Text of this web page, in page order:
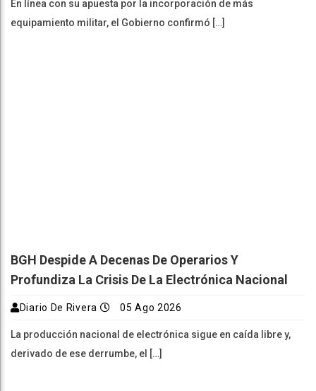
En línea con su apuesta por la incorporación de más
equipamiento militar, el Gobierno confirmó […]
BGH Despide A Decenas De Operarios Y
Profundiza La Crisis De La Electrónica Nacional
Diario De Rivera 05 Ago 2026
La producción nacional de electrónica sigue en caída libre y,
derivado de ese derrumbe, el […]